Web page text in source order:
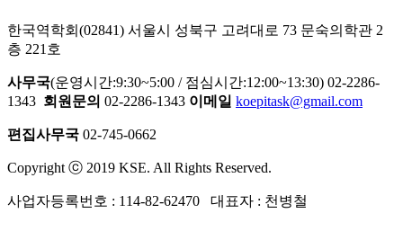
한국역학회(02841) 서울시 성북구 고려대로 73 문숙의학관 2
층 221호
사무국(운영시간:9:30~5:00 / 점심시간:12:00~13:30) 02-2286-
1343 회원문의 02-2286-1343 이메일 koepitask@gmail.com
편집사무국 02-745-0662
Copyright ⓒ 2019 KSE. All Rights Reserved.
사업자등록번호 : 114-82-62470 대표자 : 천병철